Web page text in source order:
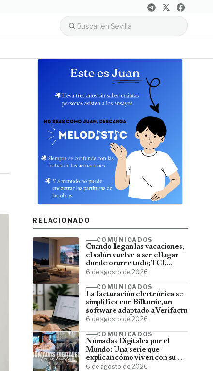
RELACIONADO
COMUNICADOS
Cuando llegan las vacaciones,
el salón vuelve a ser el lugar
donde ocurre todo; TCL
convierte el televisor en el
6 de agosto de 2026
COMUNICADOS
La facturación electrónica se
simplifica con Billtonic, un
software adaptado a Verifactu
6 de agosto de 2026
COMUNICADOS
Nómadas Digitales por el
Mundo; Una serie que
explican cómo viven con su PC
y viajan por el mundo
6 de agosto de 2026